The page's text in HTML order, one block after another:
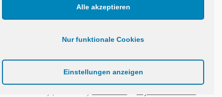
Alle akzeptieren
Nur funktionale Cookies
Einstellungen anzeigen
Datenschutzerklärung
Haftungsausschluss
MENU